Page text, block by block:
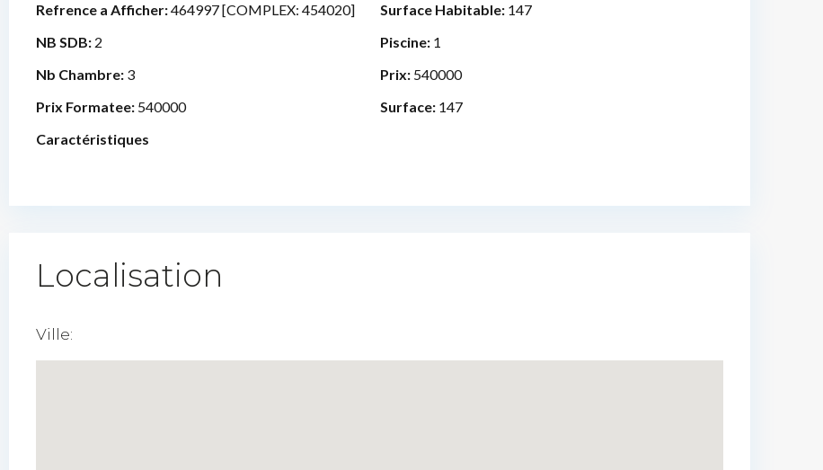
Refrence a Afficher:464997 [COMPLEX: 454020] Surface Habitable: 147
NB SDB: 2 Piscine: 1
Nb Chambre: 3 Prix: 540000
Prix Formatee: 540000 Surface: 147
Caractéristiques
Localisation
Ville: